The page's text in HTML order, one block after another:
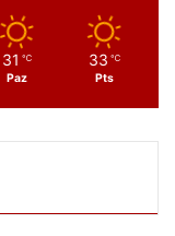
31 ℃
Paz
33 ℃
Pts